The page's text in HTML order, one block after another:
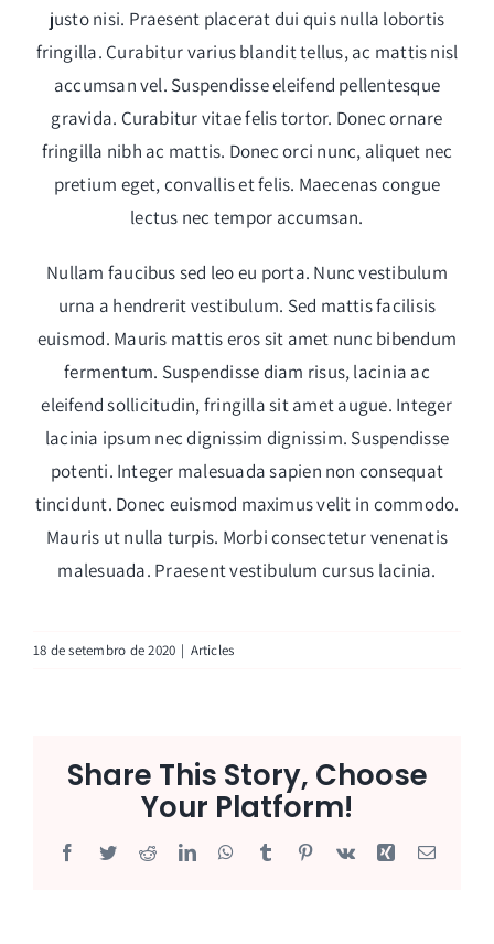
justo nisi. Praesent placerat dui quis nulla lobortis
fringilla. Curabitur varius blandit tellus, ac mattis nisl
accumsan vel. Suspendisse eleifend pellentesque
gravida. Curabitur vitae felis tortor. Donec ornare
fringilla nibh ac mattis. Donec orci nunc, aliquet nec
pretium eget, convallis et felis. Maecenas congue
lectus nec tempor accumsan.
Nullam faucibus sed leo eu porta. Nunc vestibulum
urna a hendrerit vestibulum. Sed mattis facilisis
euismod. Mauris mattis eros sit amet nunc bibendum
fermentum. Suspendisse diam risus, lacinia ac
eleifend sollicitudin, fringilla sit amet augue. Integer
lacinia ipsum nec dignissim dignissim. Suspendisse
potenti. Integer malesuada sapien non consequat
tincidunt. Donec euismod maximus velit in commodo.
Mauris ut nulla turpis. Morbi consectetur venenatis
malesuada. Praesent vestibulum cursus lacinia.
18 de setembro de 2020 | Articles
Share This Story, Choose
Your Platform!
Facebook
TwitterRedditLinkedInWhatsApp
Tumblr Pinterest
Vk Xing E-